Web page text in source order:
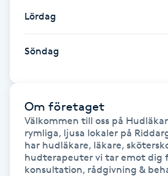
LED-ljusterapi
Liktornar
LPG
LPG-behandling
LPG-massage
Lördag
Söndag
Om företaget
Välkommen till oss på
rymliga, ljusa lokaler på
har hudläkare, läkare,
hudterapeuter vi tar emot dig
konsultation, rådgivning &